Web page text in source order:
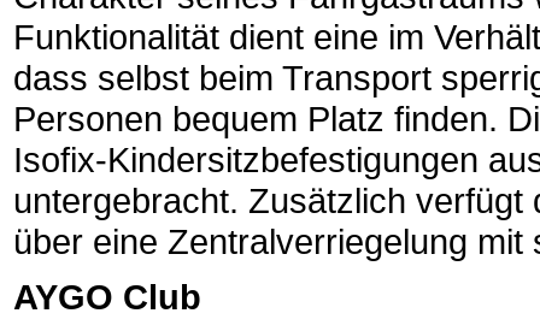
Funktionalität dient eine im
dass selbst beim Transport
Personen bequem Platz finden.
Isofix-Kindersitzbefestigungen
untergebracht. Zusätzlich verfügt
über eine Zentralverriegelung
AYGO Club